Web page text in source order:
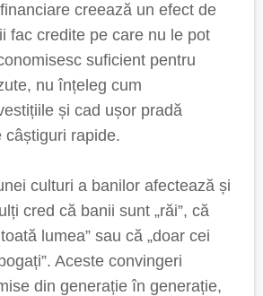
creează un efect de
fac credite pe care nu le pot
suficient pentru
nu înțeleg cum
și cad ușor pradă
câștiguri rapide.
culturi a banilor afectează și
cred că banii sunt „răi”, că
lumea” sau că „doar cei
Aceste convingeri
din generație în generație,